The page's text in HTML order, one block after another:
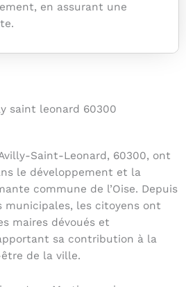
en assurant une
saint leonard 60300
Saint-Leonard, 60300, ont
le développement et la
commune de l’Oise. Depuis
municipales, les citoyens ont
maires dévoués et
sa contribution à la
de la ville.